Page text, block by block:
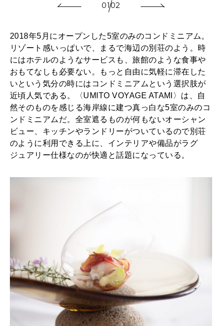
0102
2018年5月にオープンした5室のみのコンドミニアム。
リゾート感いっぱいで、まるで海辺の別荘のよう。時
にはホテルのようなサービスも、旅館のような食事や
おもてなしも必要ない。もっと自由に気軽に滞在した
いという気分の時にはコンドミニアムという選択肢が
近頃人気である。〈UMITO VOYAGE ATAMI〉は、自
然そのものを感じる海岸線に建つ真っ白な5室のみのコ
ンドミニアムだ。全室遮るものが何もないオーシャン
ビュー、キッチンやランドリーがついているので別荘
のように利用できる上に、インテリアや備品がラグ
ジュアリー仕様なのが快適と話題になっている。